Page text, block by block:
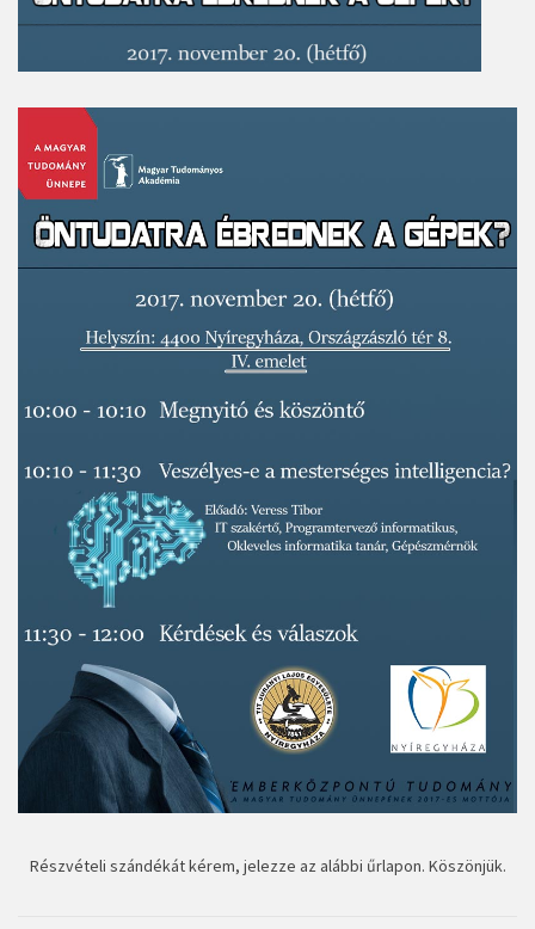
Részvételi szándékát kérem, jelezze az alábbi űrlapon. Köszönjük.